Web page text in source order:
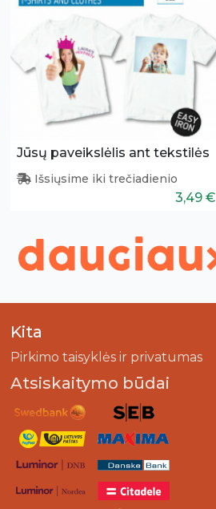
Jūsų paveikslėlis ant tekstilės
Išsiųsime iki trečiadienio
3,49 €
Kita
Pirkimo taisyklės ir privatumas
Atsiskaitymo būdai